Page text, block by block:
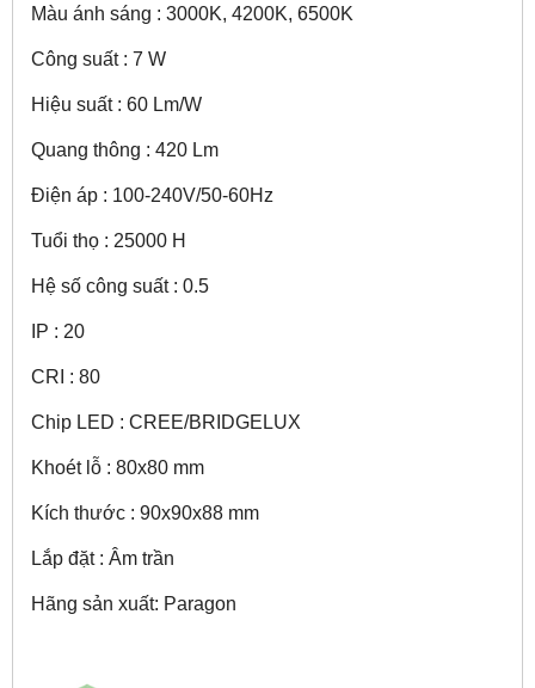
Màu ánh sáng : 3000K, 4200K, 6500K
Công suất : 7 W
Hiệu suất : 60 Lm/W
Quang thông : 420 Lm
Điện áp : 100-240V/50-60Hz
Tuổi thọ : 25000 H
Hệ số công suất : 0.5
IP : 20
CRI : 80
Chip LED : CREE/BRIDGELUX
Khoét lỗ : 80x80 mm
Kích thước : 90x90x88 mm
Lắp đặt : Âm trần
Hãng sản xuất: Paragon